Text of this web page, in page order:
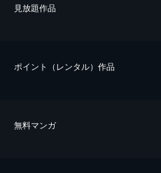
⾒放題作品
ポイント（レンタル）作品
無料マンガ